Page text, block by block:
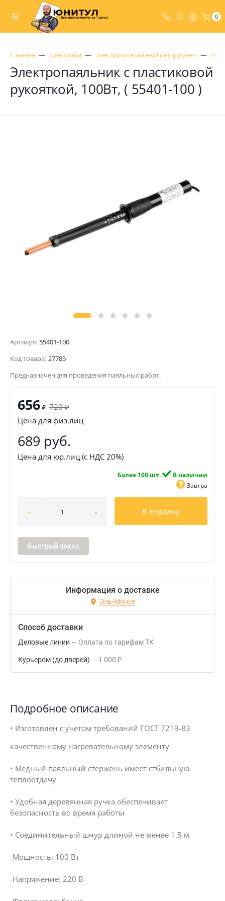
0
Главная Электрика Электромонтажный инструмент
Электропаяльник с пластиковой
рукояткой, 100Вт, ( 55401-100 )
Артикул: 55401-100
Код товара: 27785
Предназначен для проведения паяльных работ.
656 ₽ 720 ₽
Цена для физ.лиц
689 руб.
Цена для юр.лиц (с НДС 20%)
Более 100 шт.
В наличии
Завтра
В корзину
Быстрый заказ
Информация о доставке
Эль-Монте
Способ доставки
Деловые линии Оплата по тарифам ТК
Курьером (до дверей) 1 000 ₽
Подробное описание
• Изготовлен с учетом требований ГОСТ 7219-83
качественному нагревательному элементу
• Медный паяльный стержень имеет стбильную
теплоотдачу
• Удобная деревянная ручка обеспечивает
безопасность во время работы
• Соединительный шнур длиной не менее 1.5 м
-Мощность: 100 Вт
-Напряжение: 220 В